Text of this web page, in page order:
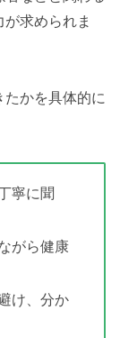
求められま
かを具体的に
寧に聞
がら健康
け、分か